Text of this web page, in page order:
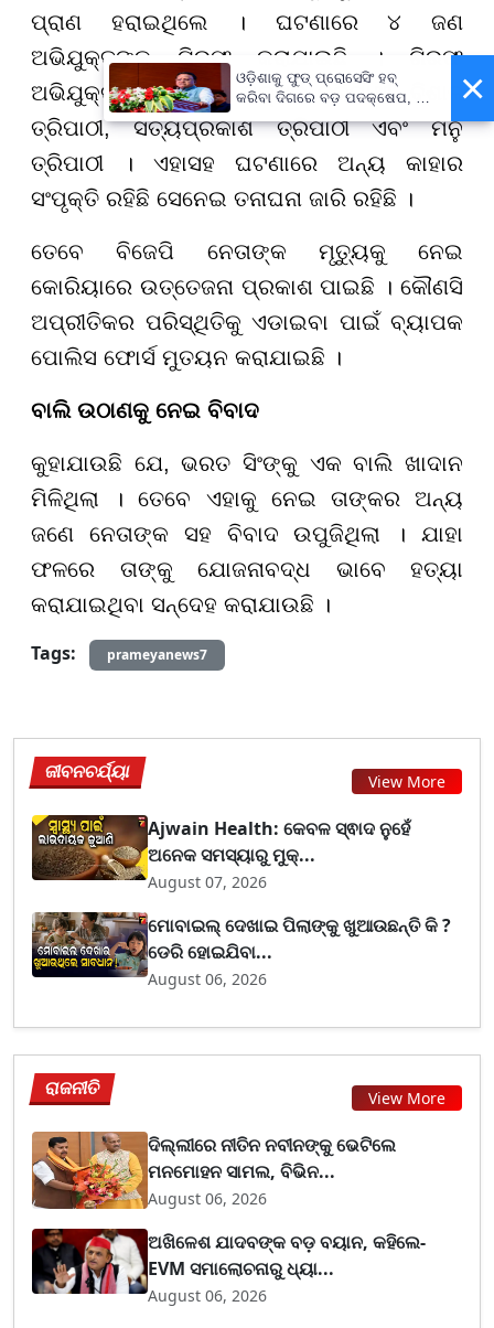
ପ୍ରାଣ ହରାଇଥିଲେ । ଘଟଣାରେ ୪ ଜଣ
ଅଭିଯୁକ୍ତଙ୍କୁ ଗିରଫ କରାଯାଇଛି । ଗିରଫ
ଅଭିଯୁକ୍ତମାନେ ହେଲେ ଅକ୍ଷତ ତ୍ରିପାଥୀ, ବିଶାଳ
ତ୍ରିପାଠୀ, ସତ୍ୟପ୍ରକାଶ ତ୍ରିପାଠୀ ଏବଂ ମନୁ
ତ୍ରିପାଠୀ । ଏହାସହ ଘଟଣାରେ ଅନ୍ୟ କାହାର
ସଂପୃକ୍ତି ରହିଛି ସେନେଇ ତନାଘନା ଜାରି ରହିଛି ।
ତେବେ ବିଜେପି ନେତାଙ୍କ ମୃତ୍ୟୁକୁ ନେଇ
କୋରିୟାରେ ଉତ୍ତେଜନା ପ୍ରକାଶ ପାଇଛି । କୌଣସି
ଅପ୍ରୀତିକର ପରିସ୍ଥିତିକୁ ଏଡାଇବା ପାଇଁ ବ୍ୟାପକ
ପୋଲିସ ଫୋର୍ସ ମୁତୟନ କରାଯାଇଛି ।
ବାଲି ଉଠାଣକୁ ନେଇ ବିବାଦ
କୁହାଯାଉଛି ଯେ, ଭରତ ସିଂଙ୍କୁ ଏକ ବାଲି ଖାଦାନ
ମିଳିଥିଲା । ତେବେ ଏହାକୁ ନେଇ ତାଙ୍କର ଅନ୍ୟ
ଜଣେ ନେତାଙ୍କ ସହ ବିବାଦ ଉପୁଜିଥିଲା । ଯାହା
ଫଳରେ ତାଙ୍କୁ ଯୋଜନାବଦ୍ଧ ଭାବେ ହତ୍ୟା
କରାଯାଇଥିବା ସନ୍ଦେହ କରାଯାଉଛି ।
Tags:
prameyanews7
ଜୀବନଚର୍ଯ୍ୟା View More
Ajwain Health: କେବଳ ସ୍ଵାଦ ନୁହେଁ
ଅନେକ ସମସ୍ୟାରୁ ମୁକ୍...
August 07, 2026
ମୋବାଇଲ୍ ଦେଖାଇ ପିଲାଙ୍କୁ ଖୁଆଉଛନ୍ତି କି ?
ଡେରି ହୋଇଯିବା...
August 06, 2026
ରାଜନୀତି View More
ଦିଲ୍ଲୀରେ ନୀତିନ ନବୀନଙ୍କୁ ଭେଟିଲେ
ମନମୋହନ ସାମଲ, ବିଭିନ...
August 06, 2026
ଅଖିଳେଶ ଯାଦବଙ୍କ ବଡ଼ ବୟାନ, କହିଲେ-
EVM ସମାଲୋଚନାରୁ ଧ୍ୟା...
August 06, 2026
×
ଓଡ଼ିଶାକୁ ଫୁଡ୍ ପ୍ରୋସେସିଂ ହବ୍
କରିବା ଦିଗରେ ବଡ଼ ପଦକ୍ଷେପ, ୪୨